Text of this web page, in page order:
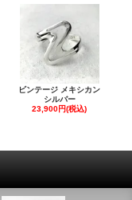
ビンテージ メキシカン
シルバー
23,900円(税込)